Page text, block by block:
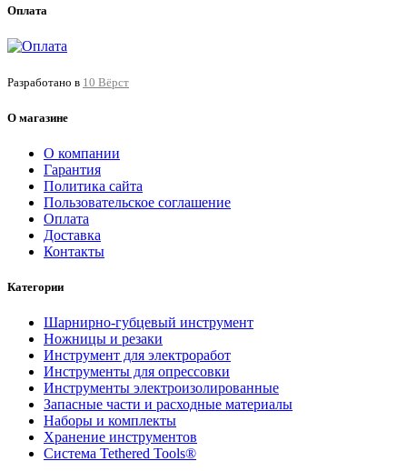
Оплата
Разработано в 10 Вёрст
О магазине
О компании
Гарантия
Политика сайта
Пользовательское соглашение
Оплата
Доставка
Контакты
Категории
Шарнирно-губцевый инструмент
Ножницы и резаки
Инструмент для электроработ
Инструменты для опрессовки
Инструменты электроизолированные
Запасные части и расходные материалы
Наборы и комплекты
Хранение инс­тру­мен­тов
Система Tethered Tools®